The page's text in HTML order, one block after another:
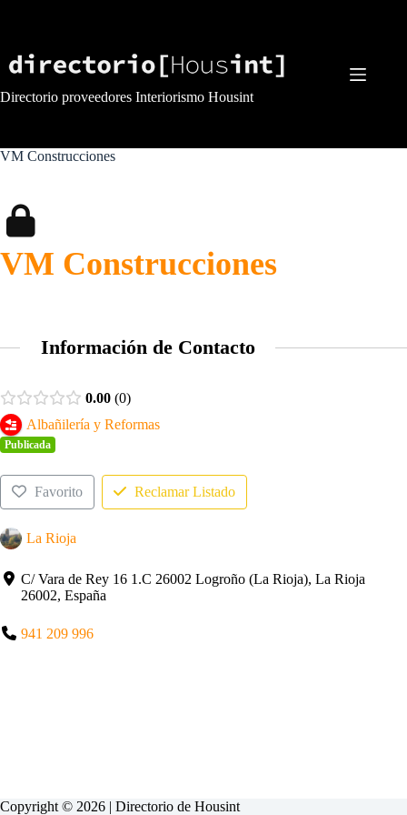
Directorio proveedores Interiorismo Housint
VM Construcciones
VM Construcciones
Información de Contacto
0.00 0
Albañilería y Reformas
Publicada
Favorito Reclamar Listado
La Rioja
C/ Vara de Rey 16 1.C 26002 Logroño (La Rioja), La Rioja
26002, España
941 209 996
Copyright © 2026 | Directorio de Housint